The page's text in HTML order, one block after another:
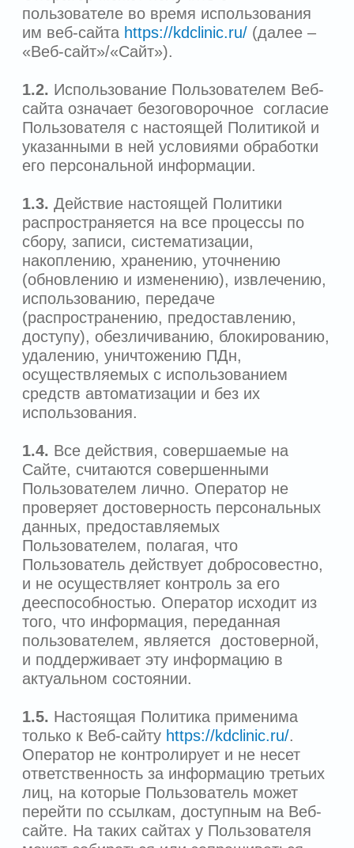
1.4.Все действия, совершаемые на
Сайте, считаются совершенными
Пользователем лично. Оператор не
проверяет достоверность персональных
Пользователем, полагая, что
Пользователь действует добросовестно,
и не осуществляет контроль за его
дееспособностью. Оператор исходит из
того, что информация, переданная
пользователем, является достоверной,
и поддерживает эту информацию в
1.5.Настоящая Политика применима
только к Веб-сайтуhttps://kdclinic.ru/
Оператор не контролирует и не несет
ответственность за информацию третьих
лиц, на которые Пользователь может
перейти по ссылкам, доступным на Веб-
сайте. На таких сайтах у Пользователя
может собираться или запрашиваться
иная персональная информация
(персональные данные), а также могут
совершаться иные действия.
1.6.Настоящая Политика обязательна
для ознакомления и исполнения всеми
лицами, допущенными к обработке ПДн,
и размещена на сайте:
ОБРАБОТКИ ПЕРСОНАЛЬНЫХ
ДАННЫХ
2.1.Настоящая Политика разработана в
соответствии с законодательством
Российской Федерации о ПДн и
нормативно-методическими документами
исполнительных органов
государственной власти по вопросам
безопасности ПДн.
2.2.Нормативные правовые и
методические документы, на которых
основывается настоящая Политика:
Федеральный Закон от 27.07.2006 г.
№ 152-ФЗ «О персональных данных»
(далее – ФЗ «О персональных
обработки ПДн, права, обязанности и
ответственность участников
отношений, связанных с обработкой
ПДн;
Федеральный закон от 27.07.2006 №
149-ФЗ «Об информации,
информационных технологиях и о
защите информации»;
Постановление Правительства
Российской Федерации от 01.11.2012г.